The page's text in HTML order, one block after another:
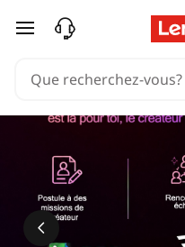
passer au contenu